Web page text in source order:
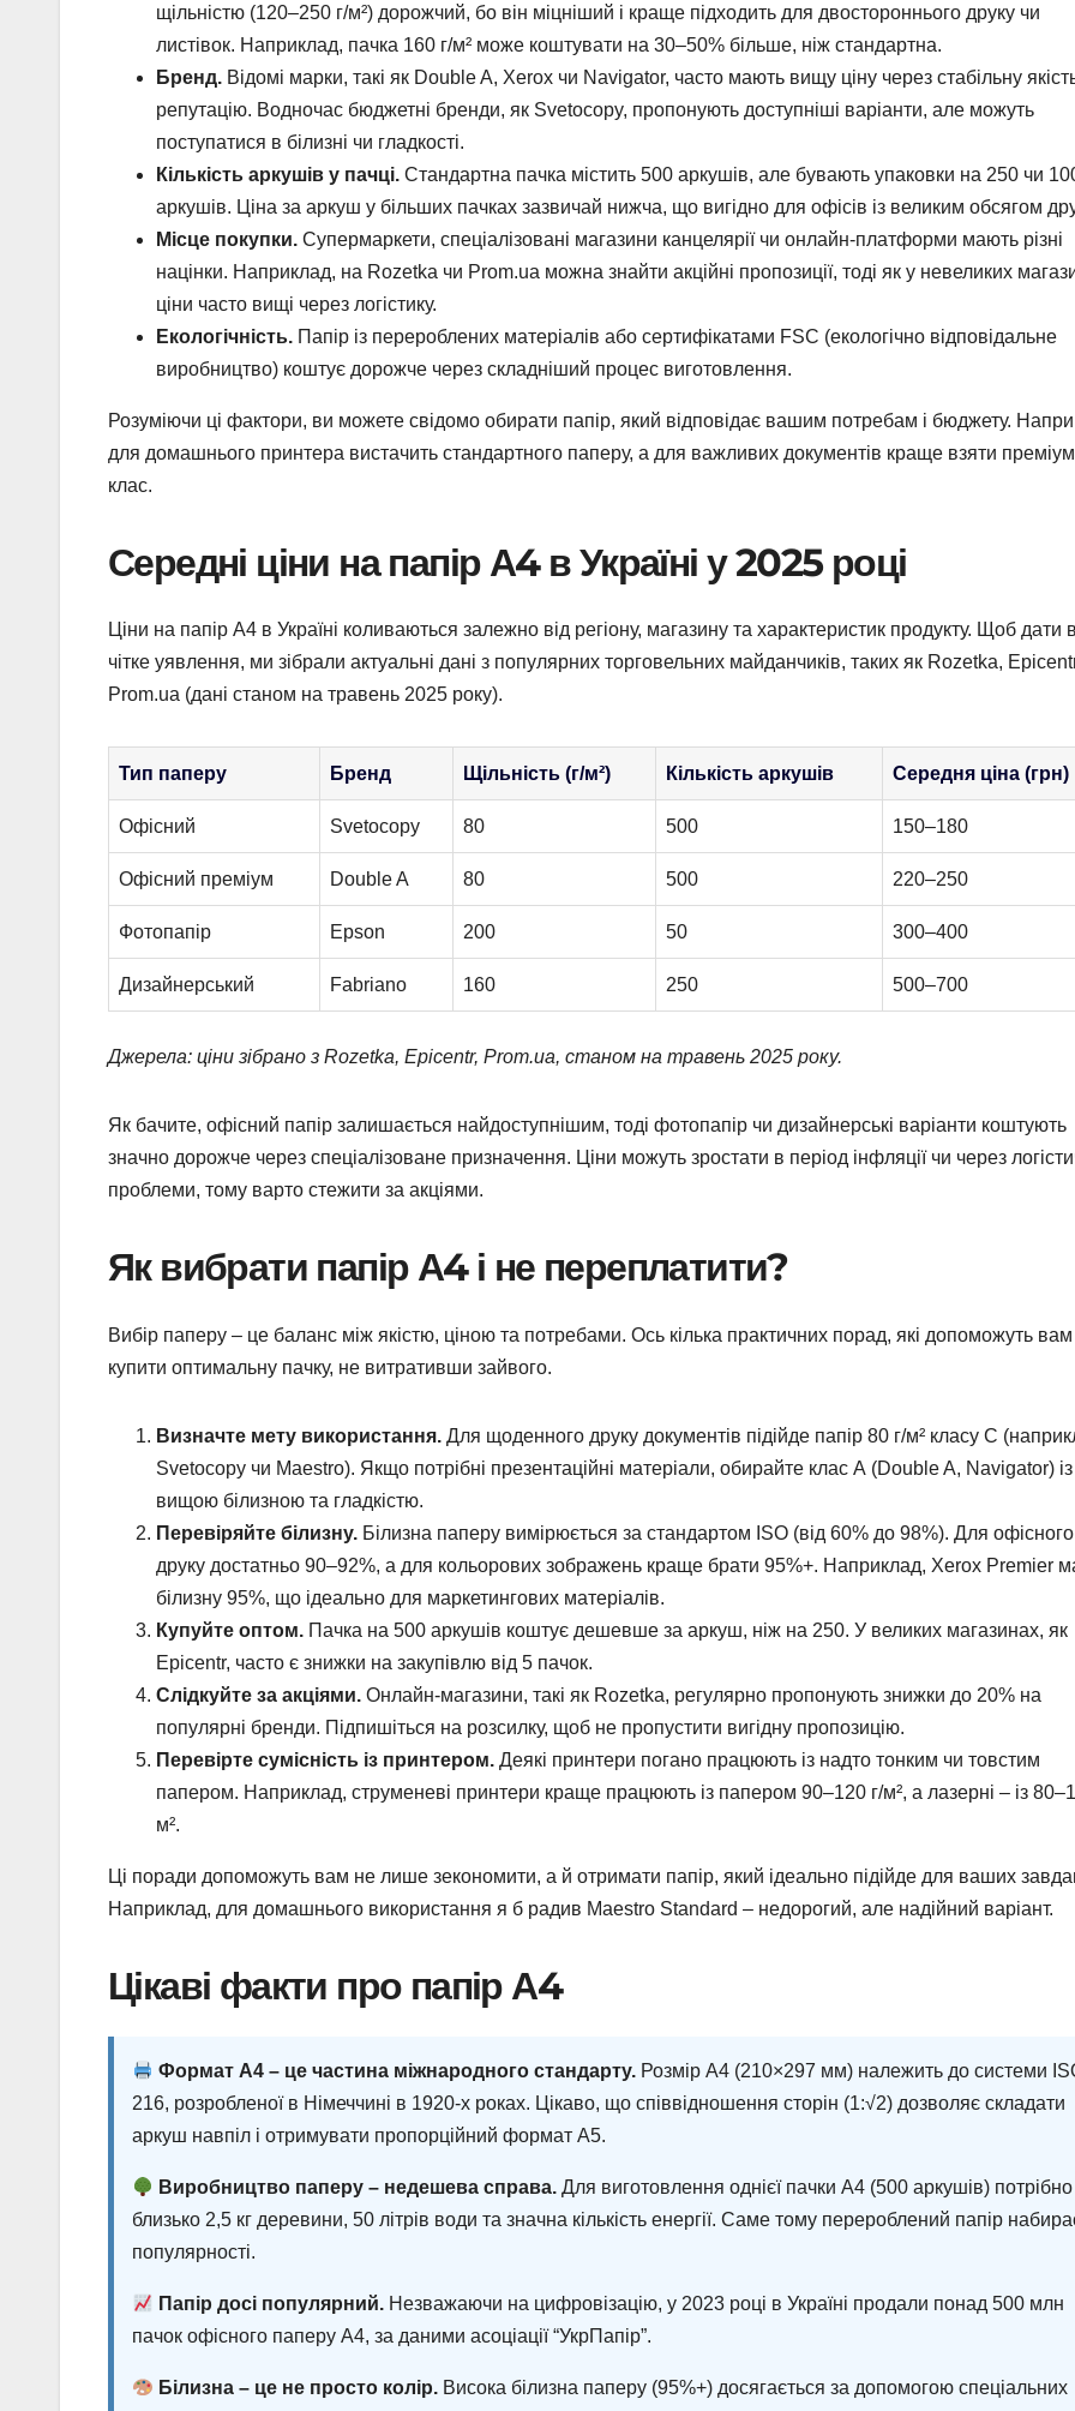
щільністю (120–250 г/м²) дорожчий, бо він міцніший і краще підходить для двостороннього друку чи
листівок. Наприклад, пачка 160 г/м² може коштувати на 30–50% більше, ніж стандартна.
Бренд. Відомі марки, такі як Double A, Xerox чи Navigator, часто мають вищу ціну через стабільну
репутацію. Водночас бюджетні бренди, як Svetocopy, пропонують доступніші варіанти, але можуть
поступатися в білизні чи гладкості.
Кількість аркушів у пачці. Стандартна пачка містить 500 аркушів, але бувають упаковки на 250 чи
аркушів. Ціна за аркуш у більших пачках зазвичай нижча, що вигідно для офісів із великим обсягом
Місце покупки. Супермаркети, спеціалізовані магазини канцелярії чи онлайн-платформи мають різні
націнки. Наприклад, на Rozetka чи Prom.ua можна знайти акційні пропозиції, тоді як у невеликих
ціни часто вищі через логістику.
Екологічність. Папір із перероблених матеріалів або сертифікатами FSC (екологічно відповідальне
виробництво) коштує дорожче через складніший процес виготовлення.
Розуміючи ці фактори, ви можете свідомо обирати папір, який відповідає вашим потребам і бюджету.
для домашнього принтера вистачить стандартного паперу, а для важливих документів краще взяти
клас.
Середні ціни на папір А4 в Україні у 2025 році
Ціни на папір А4 в Україні коливаються залежно від регіону, магазину та характеристик продукту. Щоб дати
чітке уявлення, ми зібрали актуальні дані з популярних торговельних майданчиків, таких як Rozetka,
Prom.ua (дані станом на травень 2025 року).
Тип паперу Бренд Щільність (г/м²) Кількість аркушів Середня ціна (грн)
Офісний Svetocopy 80 500 150–180
Офісний преміум Double A 80 500 220–250
Фотопапір Epson 200 50 300–400
Дизайнерський Fabriano 160 250 500–700
Джерела: ціни зібрано з Rozetka, Epicentr, Prom.ua, станом на травень 2025 року.
Як бачите, офісний папір залишається найдоступнішим, тоді фотопапір чи дизайнерські варіанти коштують
значно дорожче через спеціалізоване призначення. Ціни можуть зростати в період інфляції чи через
проблеми, тому варто стежити за акціями.
Як вибрати папір А4 і не переплатити?
Вибір паперу – це баланс між якістю, ціною та потребами. Ось кілька практичних порад, які допоможуть вам
купити оптимальну пачку, не витративши зайвого.
Визначте мету використання. Для щоденного друку документів підійде папір 80 г/м² класу С
Svetocopy чи Maestro). Якщо потрібні презентаційні матеріали, обирайте клас А (Double A, Navigator) із
вищою білизною та гладкістю.
Перевіряйте білизну. Білизна паперу вимірюється за стандартом ISO (від 60% до 98%). Для офісного
друку достатньо 90–92%, а для кольорових зображень краще брати 95%+. Наприклад, Xerox Premier
білизну 95%, що ідеально для маркетингових матеріалів.
Купуйте оптом. Пачка на 500 аркушів коштує дешевше за аркуш, ніж на 250. У великих магазинах, як
Epicentr, часто є знижки на закупівлю від 5 пачок.
Слідкуйте за акціями. Онлайн-магазини, такі як Rozetka, регулярно пропонують знижки до 20% на
популярні бренди. Підпишіться на розсилку, щоб не пропустити вигідну пропозицію.
Перевірте сумісність із принтером. Деякі принтери погано працюють із надто тонким чи товстим
папером. Наприклад, струменеві принтери краще працюють із папером 90–120 г/м², а лазерні – із
м².
Ці поради допоможуть вам не лише зекономити, а й отримати папір, який ідеально підійде для ваших
Наприклад, для домашнього використання я б радив Maestro Standard – недорогий, але надійний варіант.
Цікаві факти про папір А4
Формат А4 – це частина міжнародного стандарту. Розмір А4 (210×297 мм) належить до системи
216, розробленої в Німеччині в 1920-х роках. Цікаво, що співвідношення сторін (1:√2) дозволяє складати
аркуш навпіл і отримувати пропорційний формат А5.
Виробництво паперу – недешева справа. Для виготовлення однієї пачки А4 (500 аркушів) потрібно
близько 2,5 кг деревини, 50 літрів води та значна кількість енергії. Саме тому перероблений папір
популярності.
Папір досі популярний. Незважаючи на цифровізацію, у 2023 році в Україні продали понад 500 млн
пачок офісного паперу А4, за даними асоціації “УкрПапір”.
Білизна – це не просто колір. Висока білизна паперу (95%+) досягається за допомогою спеціальних